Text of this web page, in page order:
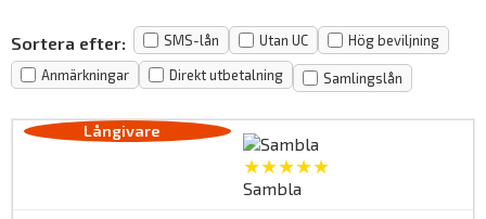
Sortera efter: SMS-lån Utan UC Hög beviljning
Anmärkningar Direkt utbetalning Samlingslån
★★★★★
Sambla